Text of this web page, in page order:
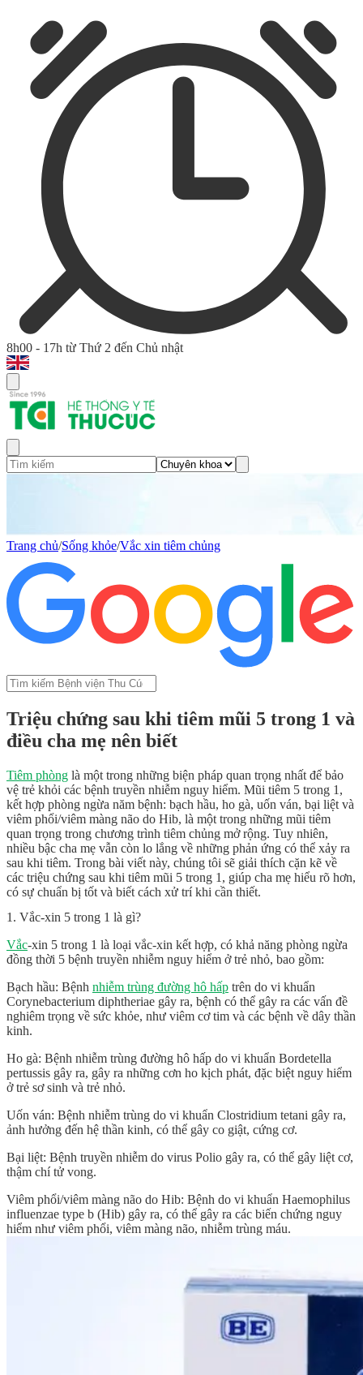
8h00 - 17h từ Thứ 2 đến Chủ nhật
Trang chủ/Sống khỏe/Vắc xin tiêm chủng
Triệu chứng sau khi tiêm mũi 5 trong 1 và
điều cha mẹ nên biết
Tiêm phòng là một trong những biện pháp quan trọng nhất để bảo
vệ trẻ khỏi các bệnh truyền nhiễm nguy hiểm. Mũi tiêm 5 trong 1,
kết hợp phòng ngừa năm bệnh: bạch hầu, ho gà, uốn ván, bại liệt và
viêm phổi/viêm màng não do Hib, là một trong những mũi tiêm
quan trọng trong chương trình tiêm chủng mở rộng. Tuy nhiên,
nhiều bậc cha mẹ vẫn còn lo lắng về những phản ứng có thể xảy ra
sau khi tiêm. Trong bài viết này, chúng tôi sẽ giải thích cặn kẽ về
các triệu chứng sau khi tiêm mũi 5 trong 1, giúp cha mẹ hiểu rõ hơn,
có sự chuẩn bị tốt và biết cách xử trí khi cần thiết.
1. Vắc-xin 5 trong 1 là gì?
Vắc-xin 5 trong 1 là loại vắc-xin kết hợp, có khả năng phòng ngừa
đồng thời 5 bệnh truyền nhiễm nguy hiểm ở trẻ nhỏ, bao gồm:
Bạch hầu: Bệnh nhiễm trùng đường hô hấp trên do vi khuẩn
Corynebacterium diphtheriae gây ra, bệnh có thể gây ra các vấn đề
nghiêm trọng về sức khỏe, như viêm cơ tim và các bệnh về dây thần
kinh.
Ho gà: Bệnh nhiễm trùng đường hô hấp do vi khuẩn Bordetella
pertussis gây ra, gây ra những cơn ho kịch phát, đặc biệt nguy hiểm
ở trẻ sơ sinh và trẻ nhỏ.
Uốn ván: Bệnh nhiễm trùng do vi khuẩn Clostridium tetani gây ra,
ảnh hưởng đến hệ thần kinh, có thể gây co giật, cứng cơ.
Bại liệt: Bệnh truyền nhiễm do virus Polio gây ra, có thể gây liệt cơ,
thậm chí tử vong.
Viêm phổi/viêm màng não do Hib: Bệnh do vi khuẩn Haemophilus
influenzae type b (Hib) gây ra, có thể gây ra các biến chứng nguy
hiểm như viêm phổi, viêm màng não, nhiễm trùng máu.